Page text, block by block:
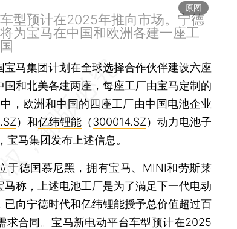
原图
型预计在2025年推向市场。宁德
为宝马在中国和欧洲各建一座工
宝马集团计划在全球选择合作伙伴建设六座
国和北美各建两座，每座工厂由宝马定制的
，欧洲和中国的四座工厂由中国电池企业
）和亿纬锂能 （300014.SZ）动力电池子
马集团发布上述信息。
德国慕尼黑，拥有宝马、MINI和劳斯莱
马称，上述电池工厂是为了满足下一代电动
已向宁德时代和亿纬锂能授予总价值超过百
求合同。宝马新电动平台车型预计在2025